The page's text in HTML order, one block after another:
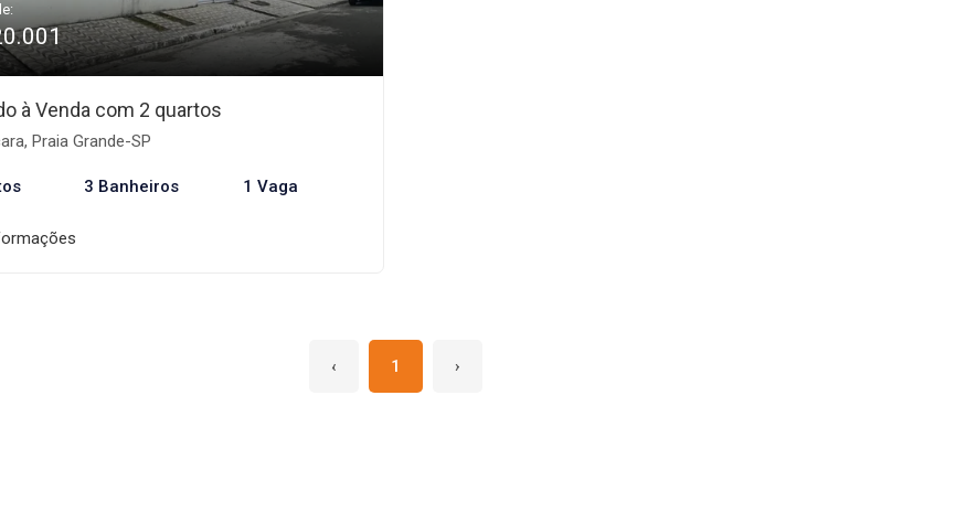
à Venda com 2 quartos
Praia Grande-SP
3 Banheiros 1 Vaga
‹ 1 ›